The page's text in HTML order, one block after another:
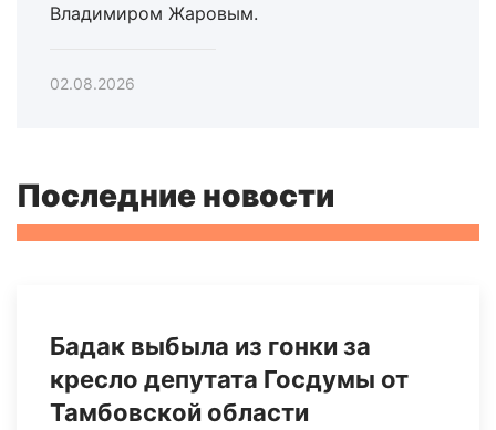
Владимиром Жаровым.
02.08.2026
Последние новости
Бадак выбыла из гонки за
кресло депутата Госдумы от
Тамбовской области